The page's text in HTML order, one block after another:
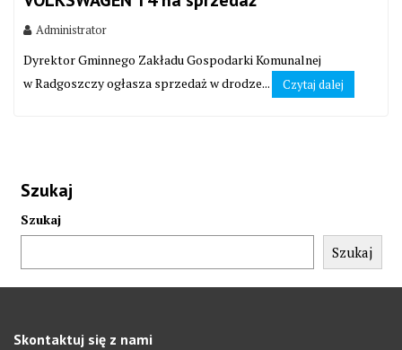
Administrator
Dyrektor Gminnego Zakładu Gospodarki Komunalnej
w Radgoszczy ogłasza sprzedaż w drodze...
Czytaj dalej
Szukaj
Szukaj
Szukaj
Skontaktuj się z nami